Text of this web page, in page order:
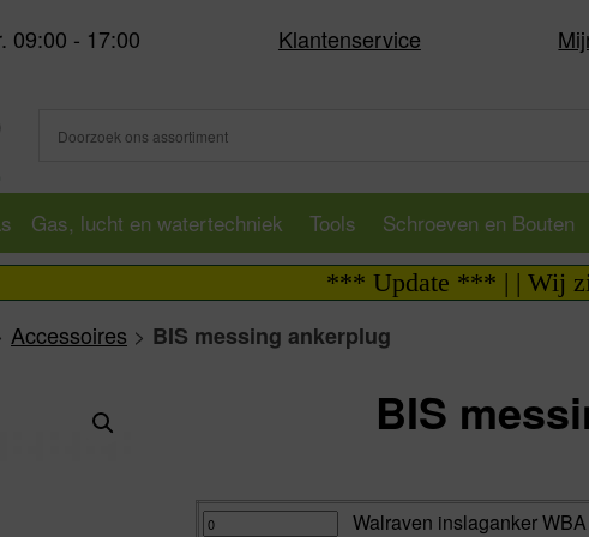
09:00 - 17:00 Klantenservice
Gas, lucht en watertechniek Tools Schroeven en Bouten
*** Update *** | | Wij zijn
Accessoires > BIS messing ankerplug
BIS
Walraven
inslaganker Walraven inslaganker